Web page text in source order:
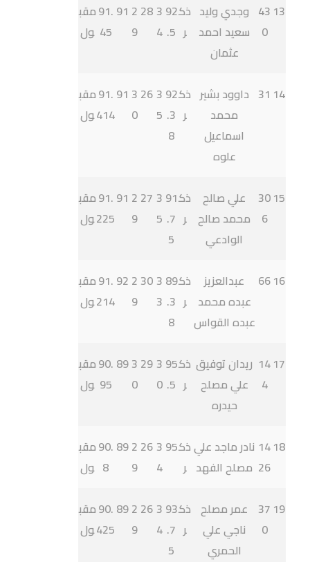
13
43
0
وجدي وليد
سعيد احمد
عثمان
ذك
ر
92
.5
3
4
28
2
9
91
91.
45
مقب
ول
14
31 داوود بشير
محمد
اسماعيل
علوه
ذك
ر
92
.3
8
3
5
26
3
0
91
91.
414
مقب
ول
15
30
6
علي صالح
محمد صالح
الوادعي
ذك
ر
91
.7
5
3
5
27
2
9
91
91.
225
مقب
ول
16
66
عبدالعزيز
عبده محمد
عبده القواس
ذك
ر
89
.3
8
3
3
30
2
9
92
91.
214
مقب
ول
17
14
4
ريدان توفيق
علي مصلح
حيدره
ذك
ر
95
.5
3
0
29
3
0
89
90.
95
مقب
ول
18
14
26
نادر ماجد علي
مصلح الفهد
ذك
ر
95
3
4
26
2
9
89
90.
8
مقب
ول
19
37
0
عمر مصلح
ناجي علي
الحمري
ذك
ر
93
.7
5
3
4
26
2
9
89
90.
425
مقب
ول